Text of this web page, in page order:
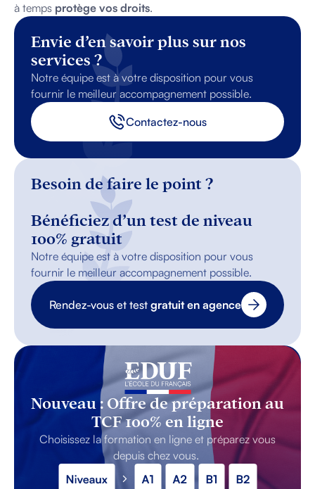
Envie d’en savoir plus sur nos
services ?
Notre équipe est à votre disposition pour vous
fournir le meilleur accompagnement possible.
Contactez-nous
Besoin de faire le point ?
Bénéficiez d’un test de niveau
100% gratuit
Notre équipe est à votre disposition pour vous
fournir le meilleur accompagnement possible.
Rendez-vous et test gratuit en agence
Nouveau : Offre de préparation au
TCF 100% en ligne
Choisissez la formation en ligne et préparez vous
depuis chez vous.
à temps protège vos droits.